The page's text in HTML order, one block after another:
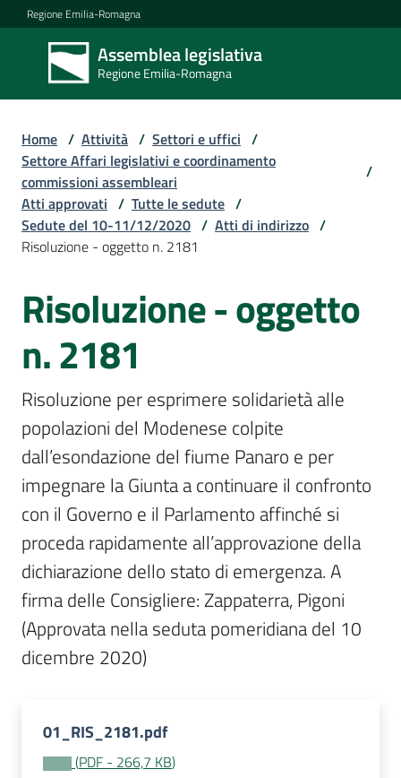
Vai al contenuto
Vai alla navigazione
Vai al footer
Regione Emilia-Romagna
Assemblea legislativa
Regione Emilia-Romagna
Assemblea
legislativa
Regione Emilia-
Assemblea
Per
i
media
Per
i
cittadini
Home / Attività / Settori e uffici /
Settore Affari legislativi e coordinamento
commissioni assembleari
/
Atti approvati / Tutte le sedute /
Sedute del 10-11/12/2020 / Atti di indirizzo /
Risoluzione - oggetto n. 2181
Risoluzione - oggetto
n. 2181
Risoluzione per esprimere solidarietà alle
popolazioni del Modenese colpite
dall’esondazione del fiume Panaro e per
impegnare la Giunta a continuare il confronto
con il Governo e il Parlamento affinché si
proceda rapidamente all’approvazione della
dichiarazione dello stato di emergenza. A
firma delle Consigliere: Zappaterra, Pigoni
(Approvata nella seduta pomeridiana del 10
dicembre 2020)
01_RIS_2181.pdf
(PDF - 266,7 KB)